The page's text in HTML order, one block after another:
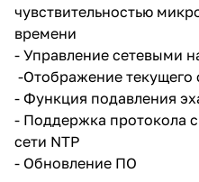
чувствительностью
времени
- Управление сетевыми
-Отображение текущего
- Функция подавления
- Поддержка протокола
сети NTP
- Обновление ПО